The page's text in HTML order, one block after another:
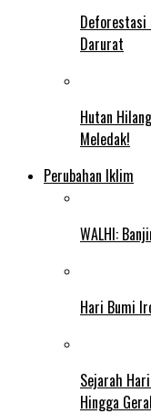
Deforestasi
Darurat
Hutan
Meledak!
Perubahan Iklim
WALHI:
Hari Bumi
Sejarah
Hingga